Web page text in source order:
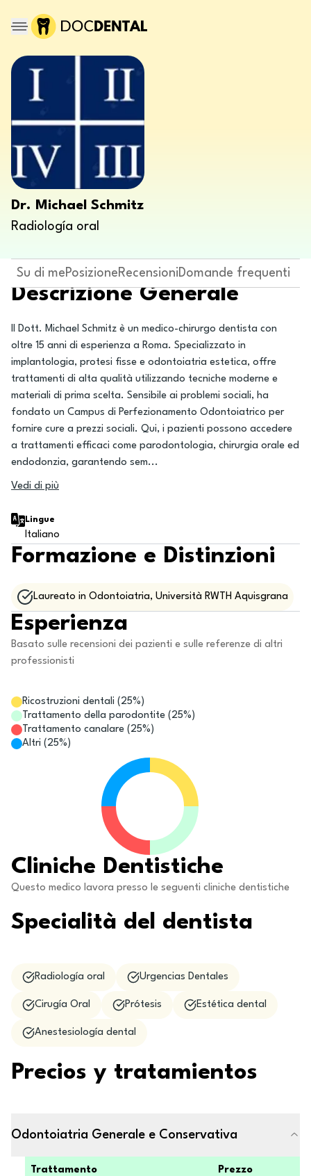
Dr. Michael Schmitz
Radiología oral
Su di mePosizioneRecensioniDomande frequenti
Descrizione Generale
Il Dott. Michael Schmitz è un medico-chirurgo dentista con
oltre 15 anni di esperienza a Roma. Specializzato in
implantologia, protesi fisse e odontoiatria estetica, offre
trattamenti di alta qualità utilizzando tecniche moderne e
materiali di prima scelta. Sensibile ai problemi sociali, ha
fondato un Campus di Perfezionamento Odontoiatrico per
fornire cure a prezzi sociali. Qui, i pazienti possono accedere
a trattamenti efficaci come parodontologia, chirurgia orale ed
endodonzia, garantendo sem...
Vedi di più
Lingue
Italiano
Formazione e Distinzioni
Laureato in Odontoiatria, Università RWTH Aquisgrana
Esperienza
Basato sulle recensioni dei pazienti e sulle referenze di altri
professionisti
Ricostruzioni dentali ( 25%)
Trattamento della parodontite ( 25%)
Trattamento canalare ( 25%)
Altri ( 25%)
Cliniche Dentistiche
Questo medico lavora presso le seguenti cliniche dentistiche
Specialità del dentista
Radiología oral Urgencias Dentales
Cirugía Oral Prótesis Estética dental
Anestesiología dental
Precios y tratamientos
Odontoiatria Generale e Conservativa
Trattamento Prezzo